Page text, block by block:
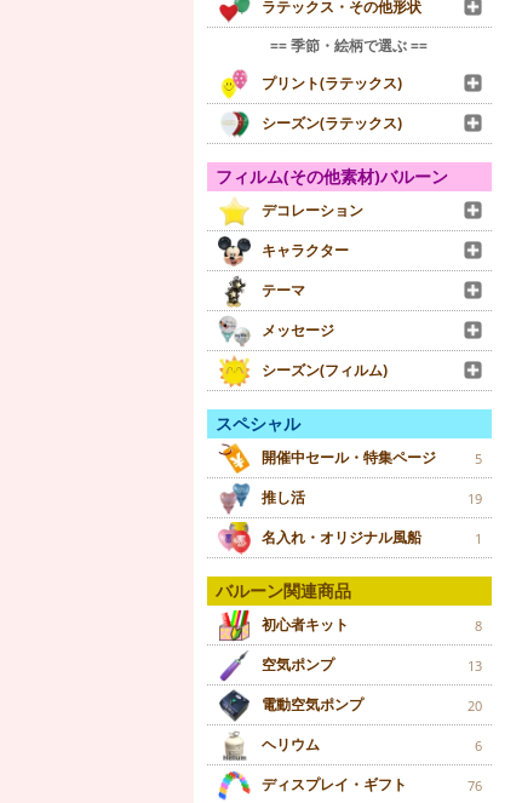
ラテックス・その他形状
== 季節・絵柄で選ぶ ==
プリント(ラテックス)
シーズン(ラテックス)
フィルム(その他素材)バルーン
デコレーション
キャラクター
テーマ
メッセージ
シーズン(フィルム)
スペシャル
開催中セール・特集ページ 5
推し活 19
名入れ・オリジナル風船 1
バルーン関連商品
初心者キット 8
空気ポンプ 13
電動空気ポンプ 20
ヘリウム 6
ディスプレイ・ギフト 76